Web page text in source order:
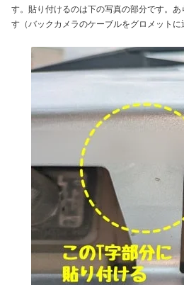
す。貼り付けるのは下の写真の部分です。
す（バックカメラのケーブルをグロメットに